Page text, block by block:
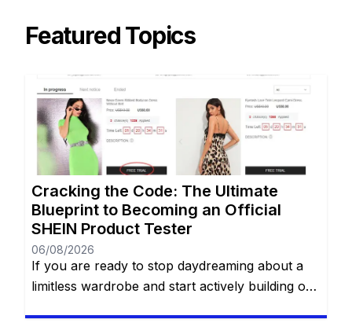
Featured Topics
Cracking the Code: The Ultimate
Blueprint to Becoming an Official
SHEIN Product Tester
06/08/2026
If you are ready to stop daydreaming about a
limitless wardrobe and start actively building one